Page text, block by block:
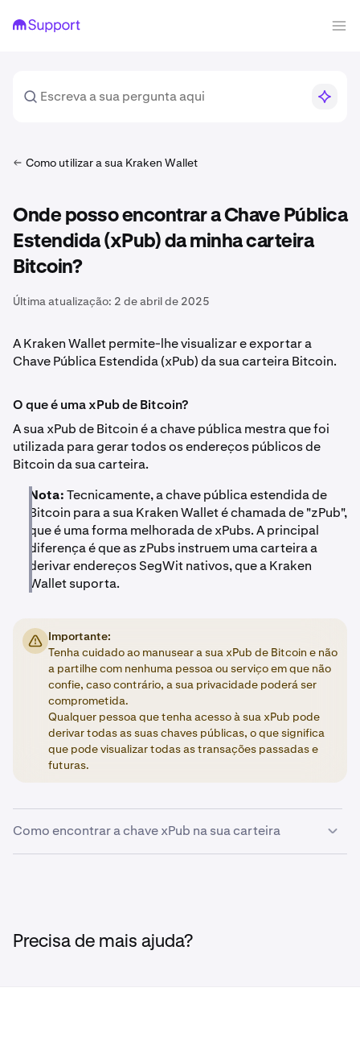
Como utilizar a sua Kraken Wallet
Onde posso encontrar a Chave Pública
Estendida (xPub) da minha carteira
Bitcoin?
Última atualização: 2 de abril de 2025
A Kraken Wallet permite-lhe visualizar e exportar a
Chave Pública Estendida (xPub) da sua carteira Bitcoin.
O que é uma xPub de Bitcoin?
A sua xPub de Bitcoin é a chave pública mestra que foi
utilizada para gerar todos os endereços públicos de
Bitcoin da sua carteira.
Nota:Tecnicamente, a chave pública estendida de
Bitcoin para a sua Kraken Wallet é chamada de "zPub",
que é uma forma melhorada de xPubs. A principal
diferença é que as zPubs instruem uma carteira a
derivar endereços SegWit nativos, que a Kraken
Wallet suporta.
Importante:
Tenha cuidado ao manusear a sua xPub de Bitcoin e não
a partilhe com nenhuma pessoa ou serviço em que não
confie, caso contrário, a sua privacidade poderá ser
comprometida.
Qualquer pessoa que tenha acesso à sua xPub pode
derivar todas as suas chaves públicas, o que significa
que pode visualizar todas as transações passadas e
futuras.
Como encontrar a chave xPub na sua carteira
Precisa de mais ajuda?